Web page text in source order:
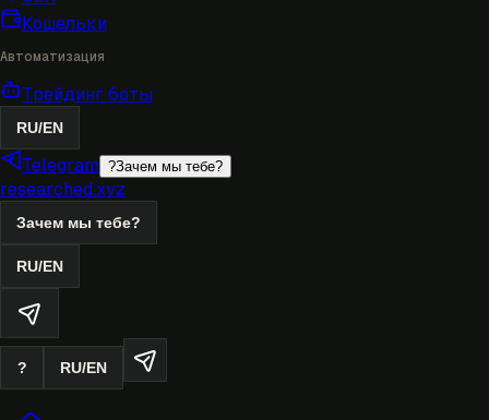
Кошельки
Автоматизация
Трейдинг боты
RU/EN
Telegram ?Зачем мы тебе?
researched.xyz
Зачем мы тебе?
RU/EN
? RU/EN